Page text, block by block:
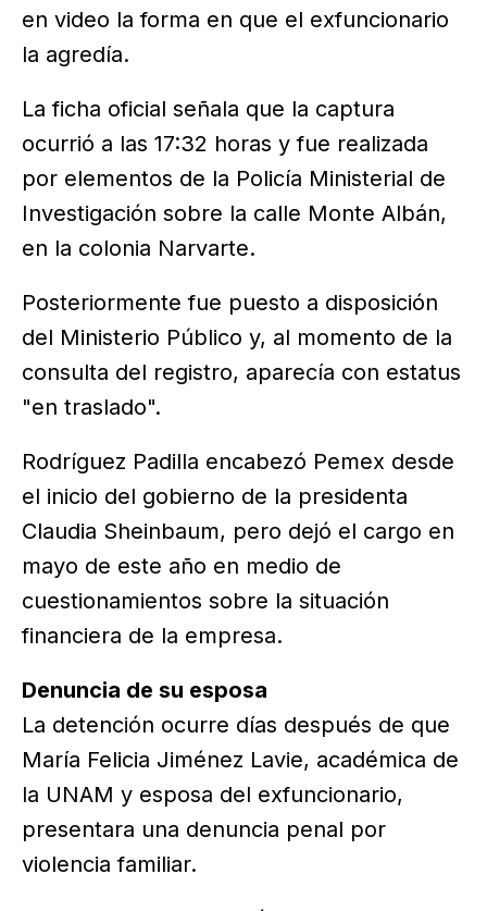
en video la forma en que el exfuncionario
la agredía.
La ficha oficial señala que la captura
ocurrió a las 17:32 horas y fue realizada
por elementos de la Policía Ministerial de
Investigación sobre la calle Monte Albán,
en la colonia Narvarte.
Posteriormente fue puesto a disposición
del Ministerio Público y, al momento de la
consulta del registro, aparecía con estatus
"en traslado".
Rodríguez Padilla encabezó Pemex desde
el inicio del gobierno de la presidenta
Claudia Sheinbaum, pero dejó el cargo en
mayo de este año en medio de
cuestionamientos sobre la situación
financiera de la empresa.
Denuncia de su esposa
La detención ocurre días después de que
María Felicia Jiménez Lavie, académica de
la UNAM y esposa del exfuncionario,
presentara una denuncia penal por
violencia familiar.